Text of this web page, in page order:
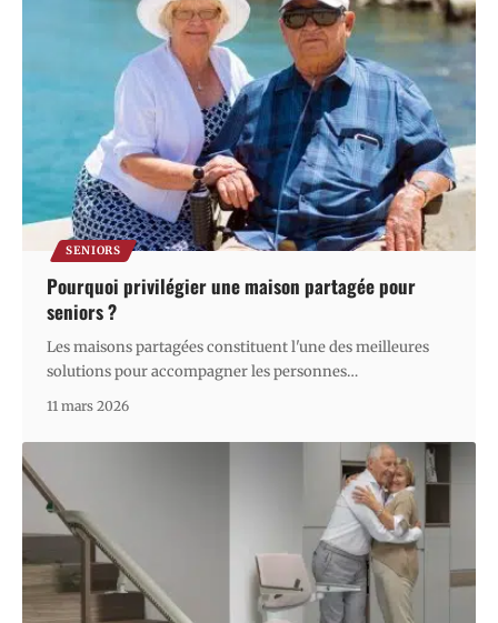
SENIORS
Pourquoi privilégier une maison partagée pour
seniors ?
Les maisons partagées constituent l'une des meilleures
solutions pour accompagner les personnes…
11 mars 2026